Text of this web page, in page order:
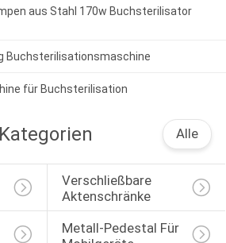
aus Stahl 170w Buchsterilisator
Buchsterilisationsmaschine
für Buchsterilisation
Alle
Verschließbare
Aktenschränke
Metall-Pedestal Für